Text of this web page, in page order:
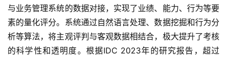
与业务管理系统的数据对接，实现了业绩、能力、行为等要
素的量化评分。系统通过自然语言处理、数据挖掘和行为分
析等算法，将主观评判与客观数据相结合，极大提升了考核
的科学性和透明度。根据IDC 2023年的研究报告，超过